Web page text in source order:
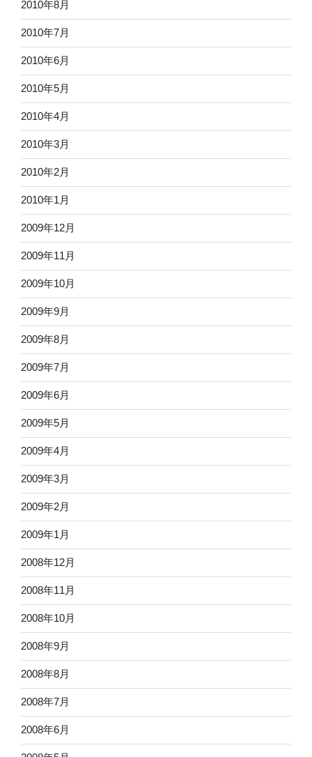
2010年8月
2010年7月
2010年6月
2010年5月
2010年4月
2010年3月
2010年2月
2010年1月
2009年12月
2009年11月
2009年10月
2009年9月
2009年8月
2009年7月
2009年6月
2009年5月
2009年4月
2009年3月
2009年2月
2009年1月
2008年12月
2008年11月
2008年10月
2008年9月
2008年8月
2008年7月
2008年6月